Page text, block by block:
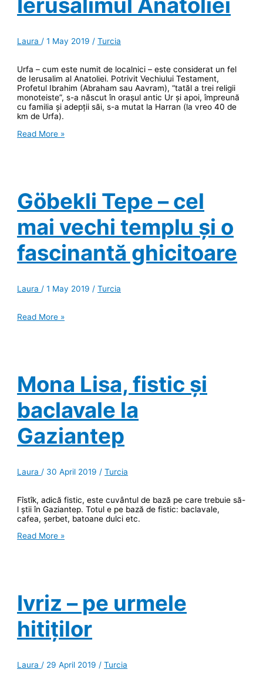
Ierusalimul Anatoliei
Laura/1 May 2019/Turcia
Urfa – cum este numit de localnici – este considerat un fel
de Ierusalim al Anatoliei. Potrivit Vechiului Testament,
Profetul Ibrahim (Abraham sau Aavram), “tatăl a trei religii
monoteiste”, s-a născut în orașul antic Ur și apoi, împreună
cu familia și adepții săi, s-a mutat la Harran (la vreo 40 de
km de Urfa).
De
Anatoliei
Read More »
Göbekli Tepe – cel
mai vechi templu și o
fascinantă ghicitoare
Laura /1 May 2019 /Turcia
Göbekli
și
o
fascinantă
ghicitoare
Read More »
Mona Lisa, fistic și
baclavale la
Gaziantep
Laura / 30 April 2019 /Turcia
Fîstîk, adică fistic, este cuvântul de bază pe care trebuie să-
l știi în Gaziantep. Totul e pe bază de fistic: baclavale,
cafea, șerbet, batoane dulci etc.
Mona
Read More »
Ivriz – pe urmele
hitiților
Laura/ 29 April 2019/Turcia